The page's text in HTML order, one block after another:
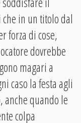
in un titolo dal
forza di cose,
dovrebbe
magari a
caso la festa agli
anche quando le
colpa